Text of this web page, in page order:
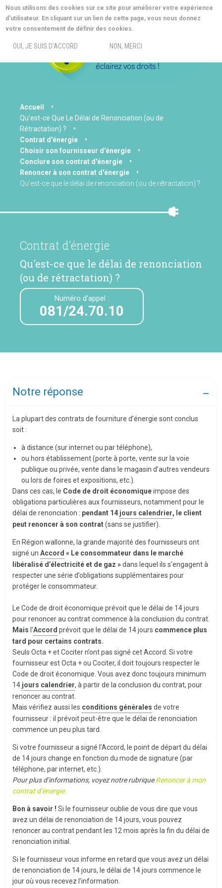
Nous utilisons des cookies sur ce site pour améliorer votre expérience
d'utilisateur. En cliquant sur un lien de cette page, vous nous donnez
votre consentement de définir des cookies.
OUI, JE SUIS D'ACCORD NON, MERCI
Aller
au
contenu
MENU
You
are
here
Accueil
Qu'est-ce Que Le Délai de Renonciation (ou de
Rétractation) ?
Contrat d'énergie
Choisir son fournisseur d'énergie
Conclure son contrat d'énergie
Renoncer à son contrat d'énergie
Qu'est-ce que le délai de renonciation (ou de rétractation) ?
Contrat d'énergie
Qu'est-ce que le délai de renonciation
(ou de rétractation) ?
Numéro d’appel :
081/24.70.10
Notre réponse
La plupart des contrats de fourniture d’énergie sont conclus
soit :
à distance (sur internet ou par téléphone),
ou hors établissement (porte à porte, vente sur la voie
publique ou privée, vente dans le magasin d’autres vendeurs
ou lors de foires et expositions, etc.).
Dans ces cas, le Code de droit économiqueimpose des
obligations particulières aux fournisseurs, notamment pour le
délai de renonciation : pendant 14 jours calendrier, le client
peut renoncer à son contrat(sans se justifier).
En Région wallonne, la grande majorité des fournisseurs ont
signé un Accord « Le consommateur dans le marché
libéralisé d’électricité et de gaz »dans lequel ils s’engagent à
respecter une série d’obligations supplémentaires pour
protéger le consommateur.
Le Code de droit économique prévoit que le délai de 14 jours
pour renoncer au contrat commence à la conclusion du contrat.
Mais l’Accord prévoit que le délai de 14 jours commence plus
tard pour certains contrats.
Seuls Octa + et Cociter n’ont pas signé cet Accord. Si votre
fournisseur est Octa + ou Cociter, il doit toujours respecter le
Code de droit économique. Vous avez donc toujours minimum
14 jours calendrier, à partir de la conclusion du contrat, pour
renoncer au contrat.
Mais vérifiez aussi les conditions générales de votre
fournisseur : il prévoit peut-être que le délai de renonciation
commence un peu plus tard.
Si votre fournisseur a signé l’Accord, le point de départ du délai
de 14 jours change en fonction du mode de signature (par
téléphone, par internet, etc.).
Pour plus d’informations, voyez notre rubriqueRenoncer à mon
contrat d’énergie.
Bon à savoir ! Si le fournisseur oublie de vous dire que vous
avez un délai de renonciation de 14 jours, vous pouvez
renoncer au contrat pendant les 12 mois après la fin du délai de
renonciation initial.
Si le fournisseur vous informe en retard que vous avez un délai
de renonciation de 14 jours, le délai de 14 jours commence le
jour où vous recevez l’information.